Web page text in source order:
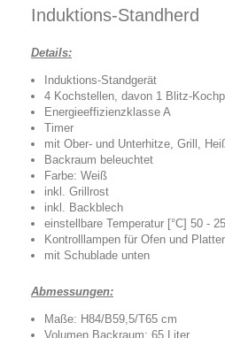
Induktions-Standherd
Details:
Induktions-Standgerät
4 Kochstellen, davon 1 Blitz-
Energieeffizienzklasse A
Timer
mit Ober- und Unterhitze, Grill,
Backraum beleuchtet
Farbe: Weiß
inkl. Grillrost
inkl. Backblech
einstellbare Temperatur [°C] 50 -
Kontrolllampen für Ofen und
mit Schublade unten
Abmessungen:
Maße: H84/B59,5/T65 cm
Volumen Backraum: 65 Liter